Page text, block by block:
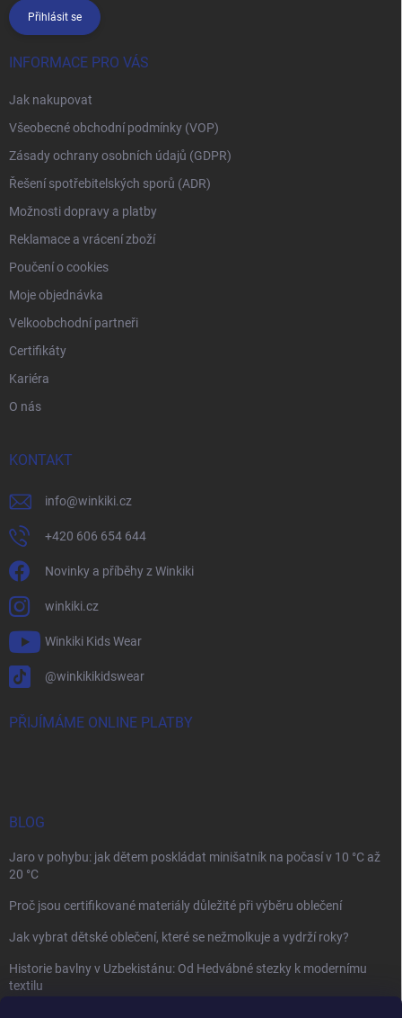
Přihlásit se
INFORMACE PRO VÁS
Jak nakupovat
Všeobecné obchodní podmínky (VOP)
Zásady ochrany osobních údajů (GDPR)
Řešení spotřebitelských sporů (ADR)
Možnosti dopravy a platby
Reklamace a vrácení zboží
Poučení o cookies
Moje objednávka
Velkoobchodní partneři
Certifikáty
Kariéra
O nás
KONTAKT
info@winkiki.cz
+420 606 654 644
Novinky a příběhy z Winkiki
winkiki.cz
Winkiki Kids Wear
@winkikikidswear
PŘIJÍMÁME ONLINE PLATBY
BLOG
Jaro v pohybu: jak dětem poskládat minišatník na počasí v 10 °C až
20 °C
Proč jsou certifikované materiály důležité při výběru oblečení
Jak vybrat dětské oblečení, které se nežmolkuje a vydrží roky?
Historie bavlny v Uzbekistánu: Od Hedvábné stezky k modernímu
textilu